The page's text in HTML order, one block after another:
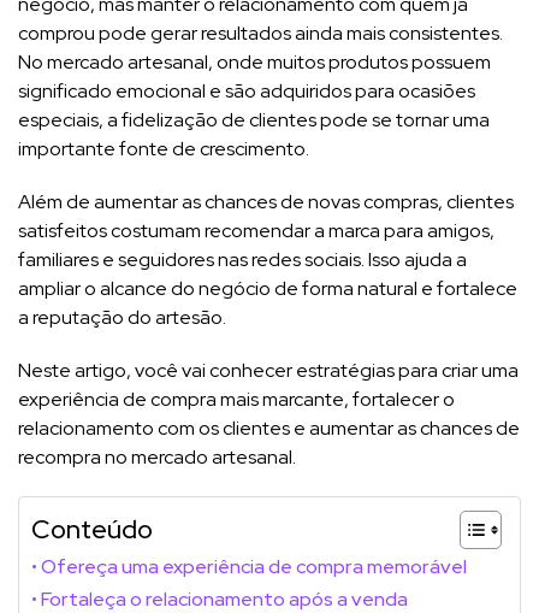
comprou pode gerar resultados ainda mais consistentes.
No mercado artesanal, onde muitos produtos possuem
significado emocional e são adquiridos para ocasiões
especiais, a fidelização de clientes pode se tornar uma
importante fonte de crescimento.
Além de aumentar as chances de novas compras, clientes
satisfeitos costumam recomendar a marca para amigos,
familiares e seguidores nas redes sociais. Isso ajuda a
ampliar o alcance do negócio de forma natural e fortalece
a reputação do artesão.
Neste artigo, você vai conhecer estratégias para criar uma
experiência de compra mais marcante, fortalecer o
relacionamento com os clientes e aumentar as chances de
recompra no mercado artesanal.
Conteúdo
Ofereça uma experiência de compra memorável
Fortaleça o relacionamento após a venda